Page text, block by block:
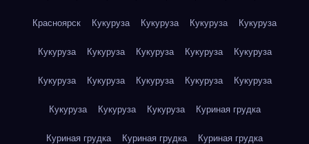
Красноярск Кукуруза Кукуруза Кукуруза Кукуруза
Кукуруза Кукуруза Кукуруза Кукуруза Кукуруза
Кукуруза Кукуруза Кукуруза Кукуруза Кукуруза
Кукуруза Кукуруза Кукуруза Куриная грудка
Куриная грудка Куриная грудка Куриная грудка